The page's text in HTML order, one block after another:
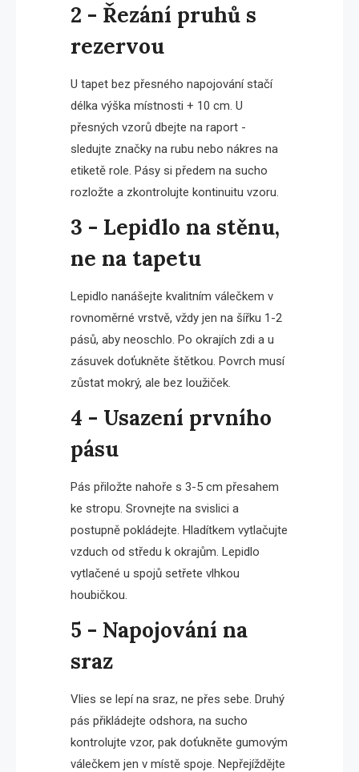
2 - Řezání pruhů s
rezervou
U tapet bez přesného napojování stačí
délka výška místnosti + 10 cm. U
přesných vzorů dbejte na raport -
sledujte značky na rubu nebo nákres na
etiketě role. Pásy si předem na sucho
rozložte a zkontrolujte kontinuitu vzoru.
3 - Lepidlo na stěnu,
ne na tapetu
Lepidlo nanášejte kvalitním válečkem v
rovnoměrné vrstvě, vždy jen na šířku 1-2
pásů, aby neoschlo. Po okrajích zdi a u
zásuvek doťukněte štětkou. Povrch musí
zůstat mokrý, ale bez loužiček.
4 - Usazení prvního
pásu
Pás přiložte nahoře s 3-5 cm přesahem
ke stropu. Srovnejte na svislici a
postupně pokládejte. Hladítkem vytlačujte
vzduch od středu k okrajům. Lepidlo
vytlačené u spojů setřete vlhkou
houbičkou.
5 - Napojování na
sraz
Vlies se lepí na sraz, ne přes sebe. Druhý
pás přikládejte odshora, na sucho
kontrolujte vzor, pak doťukněte gumovým
válečkem jen v místě spoje. Nepřejíždějte